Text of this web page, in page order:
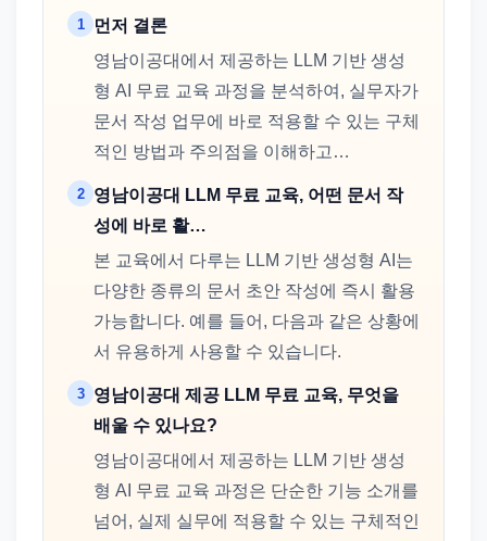
1
먼저 결론
영남이공대에서 제공하는 LLM 기반 생성
형 AI 무료 교육 과정을 분석하여, 실무자가
문서 작성 업무에 바로 적용할 수 있는 구체
적인 방법과 주의점을 이해하고…
2
영남이공대 LLM 무료 교육, 어떤 문서 작
성에 바로 활…
본 교육에서 다루는 LLM 기반 생성형 AI는
다양한 종류의 문서 초안 작성에 즉시 활용
가능합니다. 예를 들어, 다음과 같은 상황에
서 유용하게 사용할 수 있습니다.
3
영남이공대 제공 LLM 무료 교육, 무엇을
배울 수 있나요?
영남이공대에서 제공하는 LLM 기반 생성
형 AI 무료 교육 과정은 단순한 기능 소개를
넘어, 실제 실무에 적용할 수 있는 구체적인